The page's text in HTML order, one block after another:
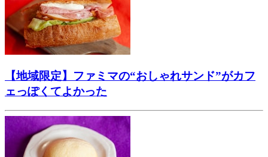
【地域限定】ファミマの“おしゃれサンド”がカフ
ェっぽくてよかった